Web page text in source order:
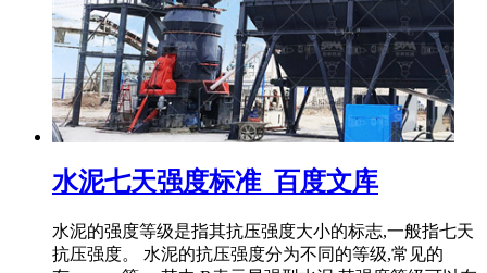
水泥七天强度标准_百度文库
水泥的强度等级是指其抗压强度大小的标志,一般指七天
抗压强度。 水泥的抗压强度分为不同的等级,常见的